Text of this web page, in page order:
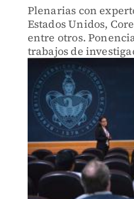
Plenarias con
Estados Unidos,
entre otros.
trabajos de
del 14 al 18 de
CCU